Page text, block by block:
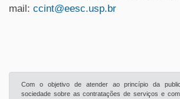
mail: ccint@eesc.usp.br
Com o objetivo de atender ao princípio da
sociedade sobre as contratações de serviços e